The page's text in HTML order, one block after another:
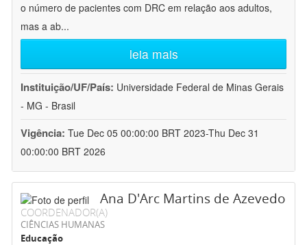
o número de pacientes com DRC em relação aos adultos,
mas a ab...
leia mais
Instituição/UF/País: Universidade Federal de Minas Gerais
- MG - Brasil
Vigência: Tue Dec 05 00:00:00 BRT 2023-Thu Dec 31
00:00:00 BRT 2026
Ana D'Arc Martins de Azevedo
COORDENADOR(A)
CIÊNCIAS HUMANAS
Educação